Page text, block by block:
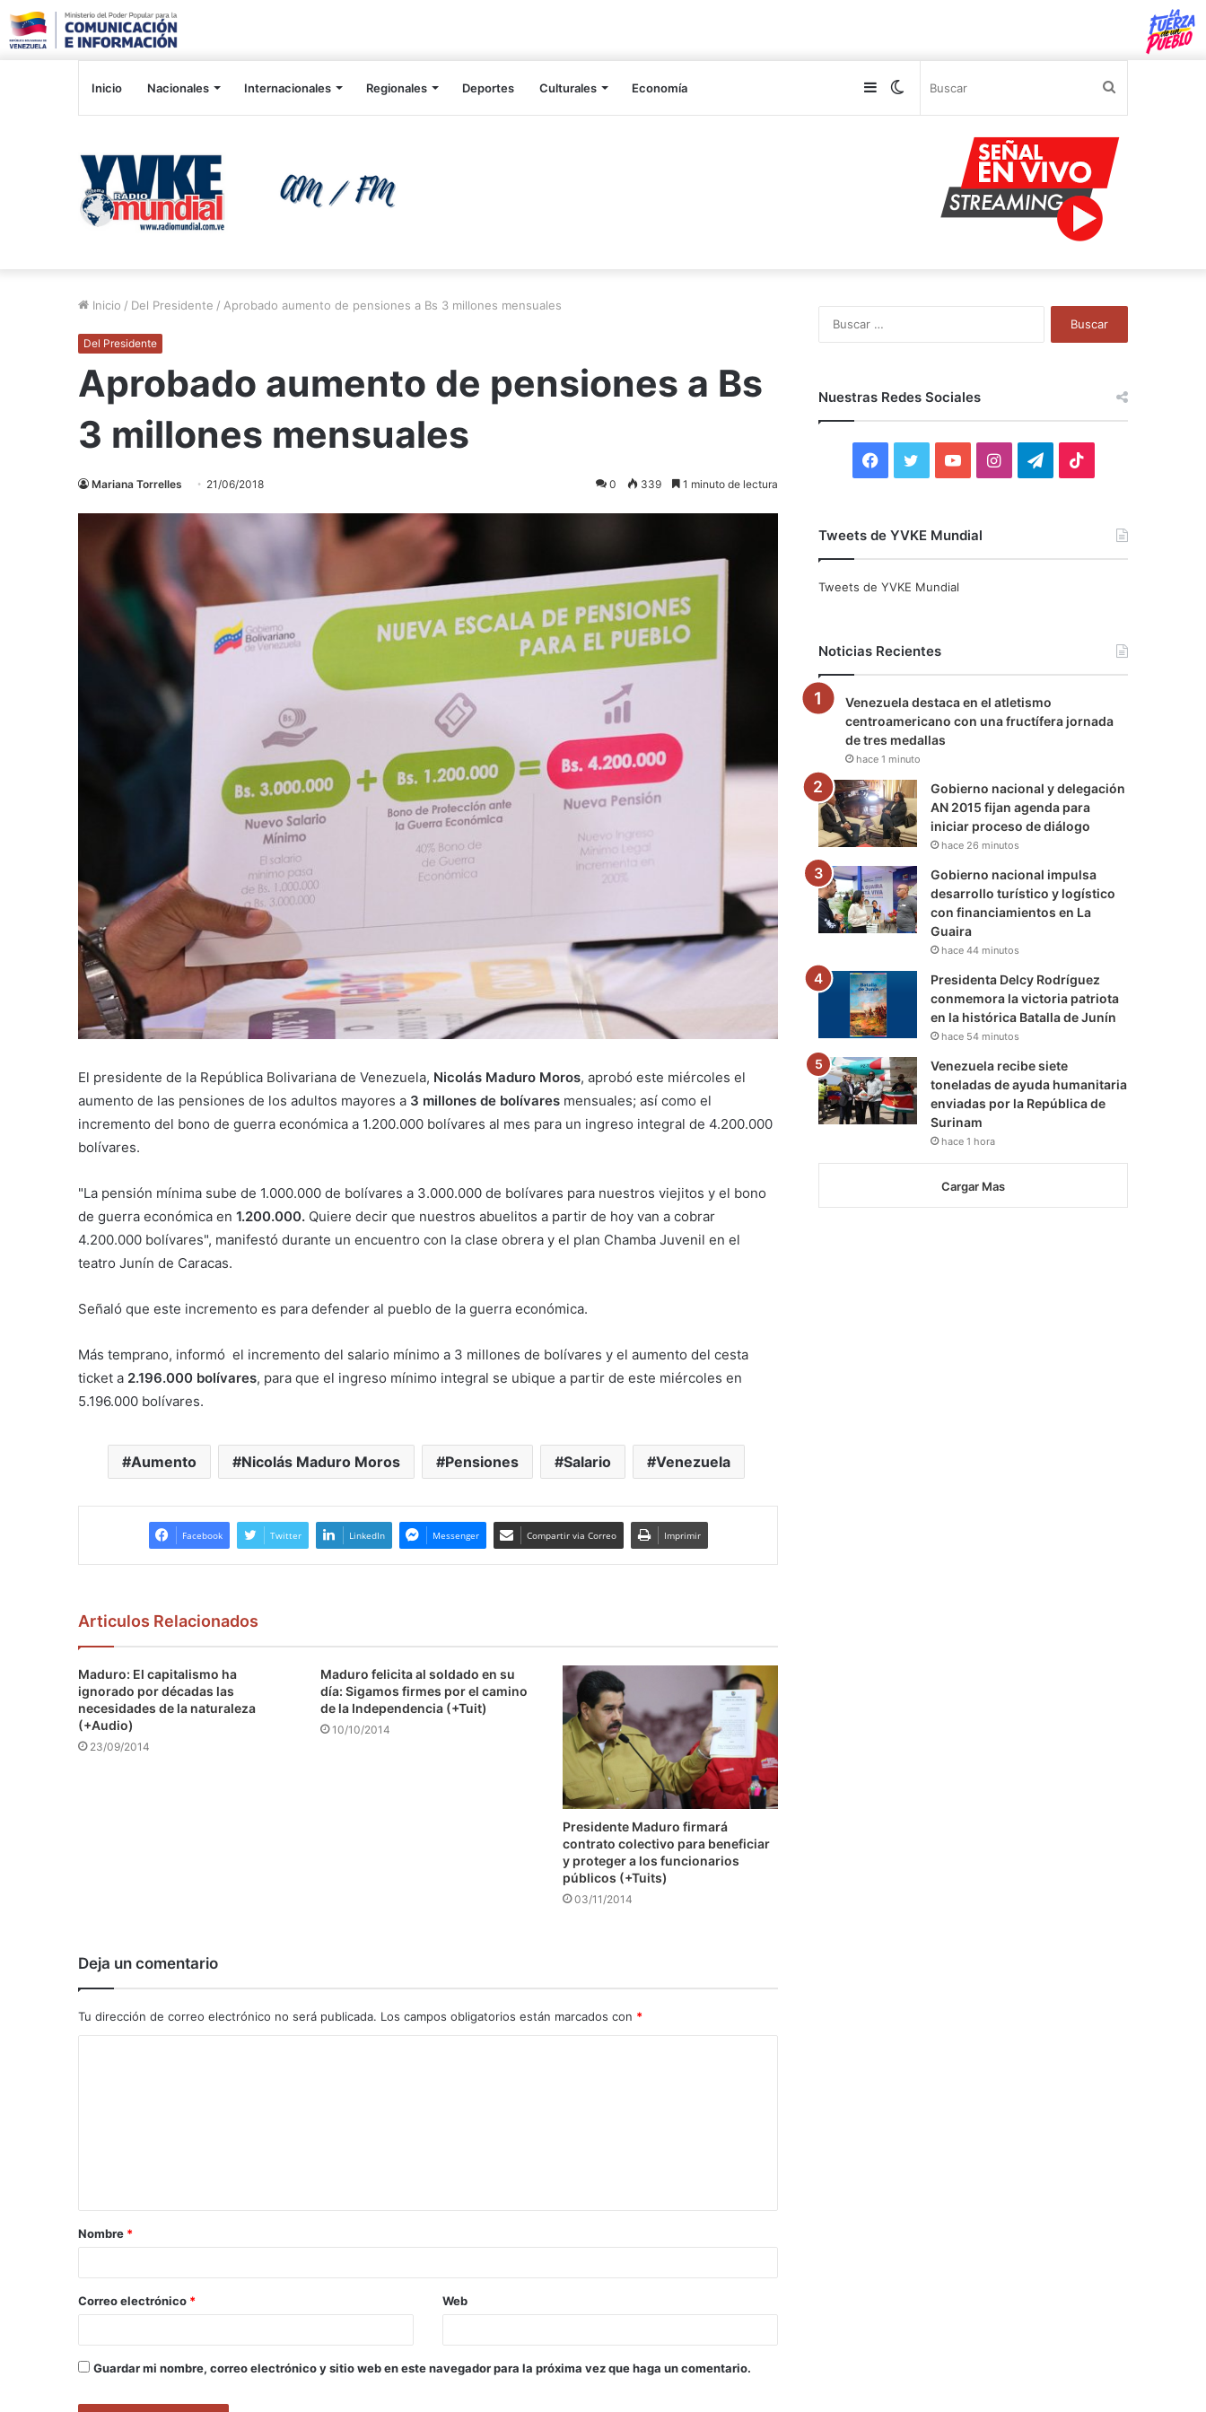
Inicio Nacionales Internacionales Regionales Deportes Culturales Economía Switch
Sidebar
Inicio / Del Presidente / Aprobado aumento de pensiones a Bs 3 millones mensuales
Del Presidente
Aprobado aumento de pensiones a Bs
3 millones mensuales
Mariana Torrelles 21/06/2018 0 339 1 minuto de lectura
El presidente de la República Bolivariana de Venezuela, Nicolás Maduro Moros, aprobó este miércoles el
aumento de las pensiones de los adultos mayores a 3 millones de bolívares mensuales; así como el
incremento del bono de guerra económica a 1.200.000 bolívares al mes para un ingreso integral de 4.200.000
bolívares.
"La pensión mínima sube de 1.000.000 de bolívares a 3.000.000 de bolívares para nuestros viejitos y el bono
de guerra económica en 1.200.000. Quiere decir que nuestros abuelitos a partir de hoy van a cobrar
4.200.000 bolívares", manifestó durante un encuentro con la clase obrera y el plan Chamba Juvenil en el
teatro Junín de Caracas.
Señaló que este incremento es para defender al pueblo de la guerra económica.
Más temprano, informó el incremento del salario mínimo a 3 millones de bolívares y el aumento del cesta
ticket a 2.196.000 bolívares, para que el ingreso mínimo integral se ubique a partir de este miércoles en
5.196.000 bolívares.
Aumento Nicolás Maduro Moros Pensiones Salario Venezuela
Facebook Twitter LinkedIn Messenger Compartir via Correo Imprimir
Articulos Relacionados
Maduro: El capitalismo ha
ignorado por décadas las
necesidades de la naturaleza
(+Audio)
23/09/2014
Maduro felicita al soldado en su
día: Sigamos firmes por el camino
de la Independencia (+Tuit)
10/10/2014
Presidente Maduro firmará
contrato colectivo para beneficiar
y proteger a los funcionarios
públicos (+Tuits)
03/11/2014
Deja un comentario
Tu dirección de correo electrónico no será publicada. Los campos obligatorios están marcados con *
a
r
*
Nombre *
Correo electrónico * Web
Guardar mi nombre, correo electrónico y sitio web en este navegador para la próxima vez que haga un comentario.
Nuestras Redes Sociales
F
c
o
k
i
r
Y
u
e
I
r
a
T
a
m
Tweets de YVKE Mundial
Tweets de YVKE Mundial
Noticias Recientes
Venezuela destaca en el atletismo
centroamericano con una fructífera jornada
de tres medallas
hace 1 minuto
Gobierno nacional y delegación
AN 2015 fijan agenda para
iniciar proceso de diálogo
hace 26 minutos
Gobierno nacional impulsa
desarrollo turístico y logístico
con financiamientos en La
Guaira
hace 44 minutos
Presidenta Delcy Rodríguez
conmemora la victoria patriota
en la histórica Batalla de Junín
hace 54 minutos
Venezuela recibe siete
toneladas de ayuda humanitaria
enviadas por la República de
Surinam
hace 1 hora
Cargar Mas